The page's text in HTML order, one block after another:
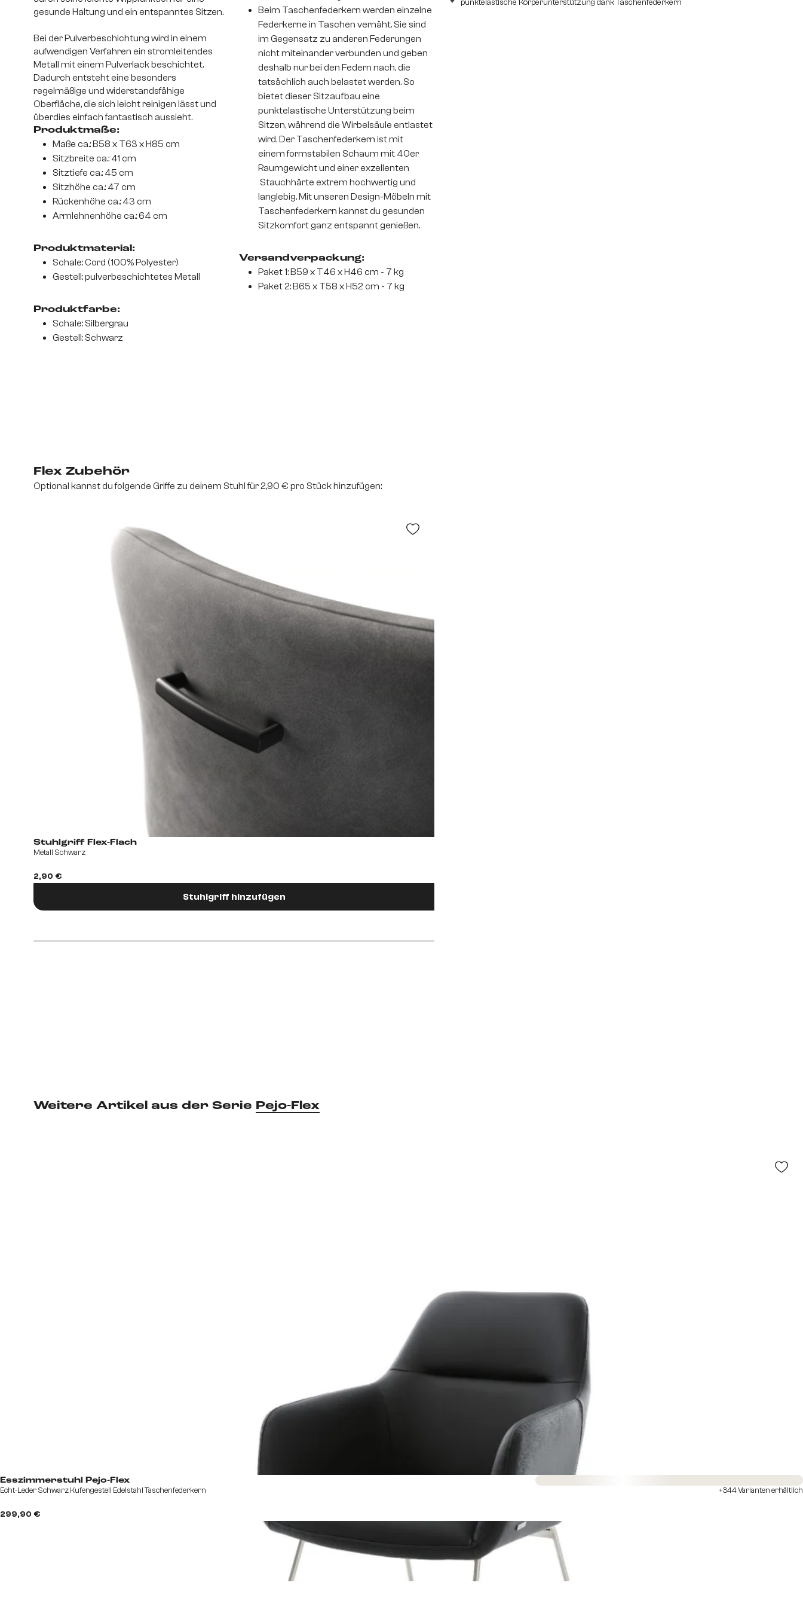
punktelastische Körperunterstützung dank Taschenfederkern
gesunde Haltung und ein entspanntes Sitzen.
Bei der Pulverbeschichtung wird in einem
aufwendigen Verfahren ein stromleitendes
Metall mit einem Pulverlack beschichtet.
Dadurch entsteht eine besonders
regelmäßige und widerstandsfähige
Oberfläche, die sich leicht reinigen lässt und
überdies einfach fantastisch aussieht.
Produktmaße:
Maße ca.: B58 x T63 x H85 cm
Sitzbreite ca.: 41 cm
Sitztiefe ca.: 45 cm
Sitzhöhe ca.: 47 cm
Rückenhöhe ca.: 43 cm
Armlehnenhöhe ca.: 64 cm
Produktmaterial:
Schale: Cord (100% Polyester)
Gestell: pulverbeschichtetes Metall
Produktfarbe:
Schale: Silbergrau
Gestell: Schwarz
Beim Taschenfederkern werden einzelne
Federkerne in Taschen vernäht. Sie sind
im Gegensatz zu anderen Federungen
nicht miteinander verbunden und geben
deshalb nur bei den Federn nach, die
tatsächlich auch belastet werden. So
bietet dieser Sitzaufbau eine
punktelastische Unterstützung beim
Sitzen, während die Wirbelsäule entlastet
wird. Der Taschenfederkern ist mit
einem formstabilen Schaum mit 40er
Raumgewicht und einer exzellenten
Stauchhärte extrem hochwertig und
langlebig. Mit unseren Design-Möbeln mit
Taschenfederkern kannst du gesunden
Sitzkomfort ganz entspannt genießen.
Versandverpackung:
Paket 1: B59 x T46 x H46 cm - 7 kg
Paket 2: B65 x T58 x H52 cm - 7 kg
Flex Zubehör
Optional kannst du folgende Griffe zu deinem Stuhl für 2,90 € pro Stück hinzufügen:
Stuhlgriff Flex-Flach
Metall Schwarz
2,90 €
Stuhlgriff hinzufügen
Weitere Artikel aus der Serie Pejo-Flex
Esszimmerstuhl Pejo-Flex
Echt-Leder Schwarz Kufengestell Edelstahl Taschenfederkern
299,90 €
Sofort versandfertig
+344 Varianten erhältlich